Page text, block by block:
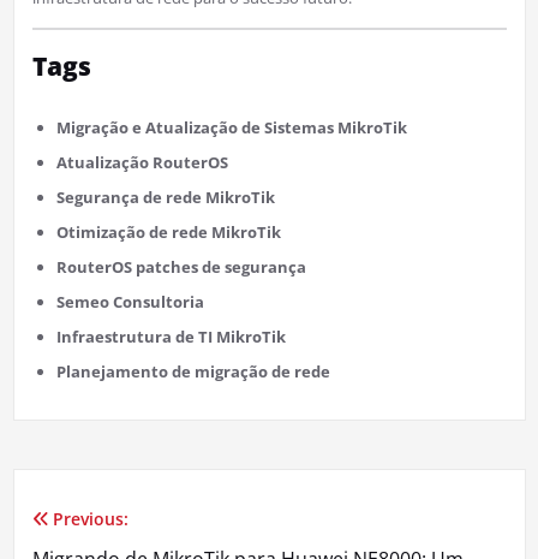
Tags
Migração e Atualização de Sistemas MikroTik
Atualização RouterOS
Segurança de rede MikroTik
Otimização de rede MikroTik
RouterOS patches de segurança
Semeo Consultoria
Infraestrutura de TI MikroTik
Planejamento de migração de rede
Navegação
Previous: